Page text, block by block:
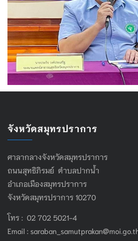
จังหวัดสมุทรปราการ
ศาลากลางจังหวัดสมุทรปราการ
ถนนสุทธิภิรมย์ ตำบลปากน้ำ
อำเภอเมืองสมุทรปราการ
จังหวัดสมุทรปราการ 10270
โทร : 02 702 5021-4
Email :